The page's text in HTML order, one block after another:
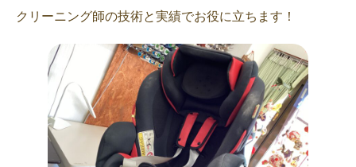
クリーニング師の技術と実績でお役に立ちます！